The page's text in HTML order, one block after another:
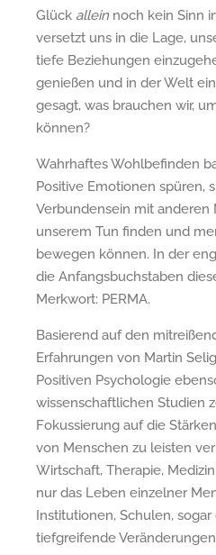
Glück allein noch kein Sinn
versetzt uns in die Lage,
tiefe Beziehungen
genießen und in der Welt
gesagt, was brauchen wir,
können?
Wahrhaftes Wohlbefinden
Positive Emotionen spüren,
Verbundensein mit anderen
unserem Tun finden und
bewegen können. In der
die Anfangsbuchstaben
Merkwort: PERMA.
Basierend auf den
Erfahrungen von Martin
Positiven Psychologie
wissenschaftlichen Studien
Fokussierung auf die
von Menschen zu leisten
Wirtschaft, Therapie,
nur das Leben einzelner
Institutionen, Schulen,
tiefgreifende